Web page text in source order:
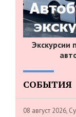
Экскурсии
СОБЫТИЯ
08 август 2026,